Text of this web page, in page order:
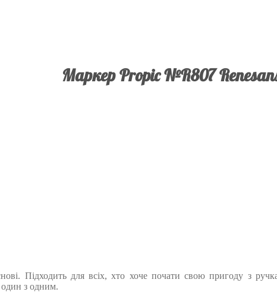
Маркер Propic №R807
Підходить для всіх, хто хоче почати свою пригоду з
один з одним.